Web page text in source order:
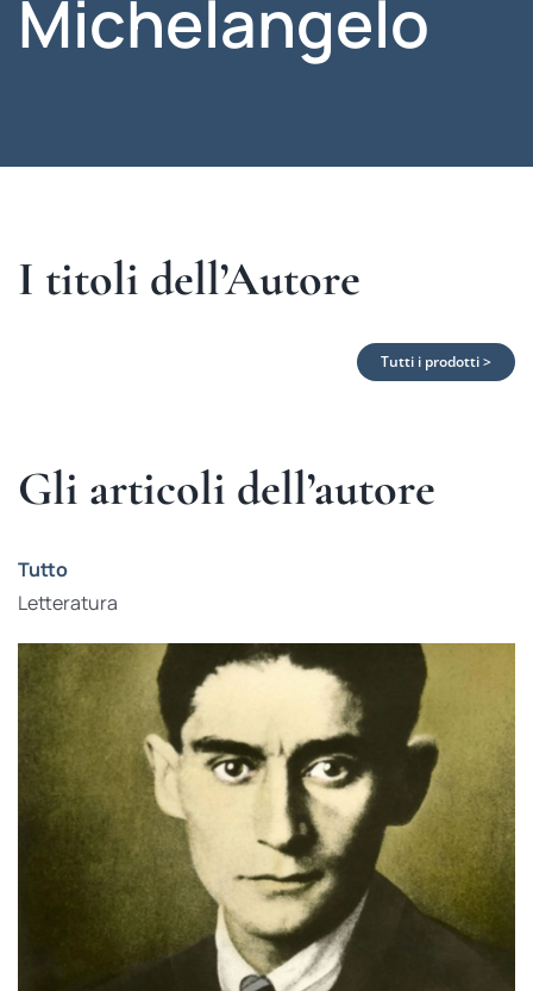
Michelangelo
I titoli dell’Autore
Tutti i prodotti >
Gli articoli dell’autore
Tutto
Letteratura